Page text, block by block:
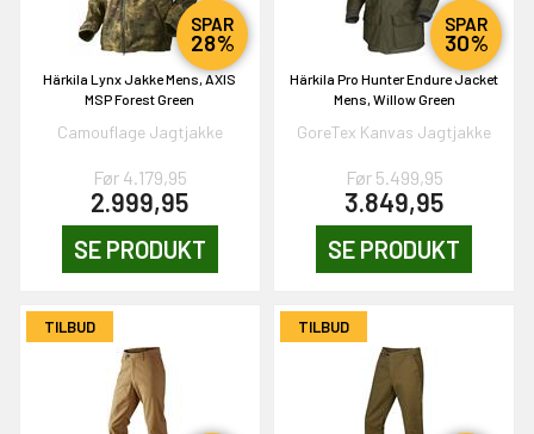
SPAR
28%
Härkila Lynx Jakke Mens, AXIS
MSP Forest Green
Camouflage Jagtjakke
Før 4.179,95
2.999,95
SE PRODUKT
SPAR
30%
Härkila Pro Hunter Endure Jacket
Mens, Willow Green
GoreTex Kanvas Jagtjakke
Før 5.499,95
3.849,95
SE PRODUKT
TILBUD TILBUD
PÅ
om et gavekort på
om måneden